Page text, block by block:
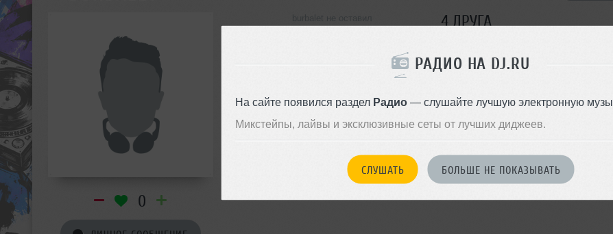
РАДИО НА DJ.RU
На сайте появился раздел Радио— слушайте лучшую электронную
Микстейпы, лайвы и эксклюзивные сеты от лучших диджеев.
СЛУШАТЬ БОЛЬШЕ НЕ ПОКАЗЫВАТЬ
0
4 ДРУГА
ДОБАВИТЬ В